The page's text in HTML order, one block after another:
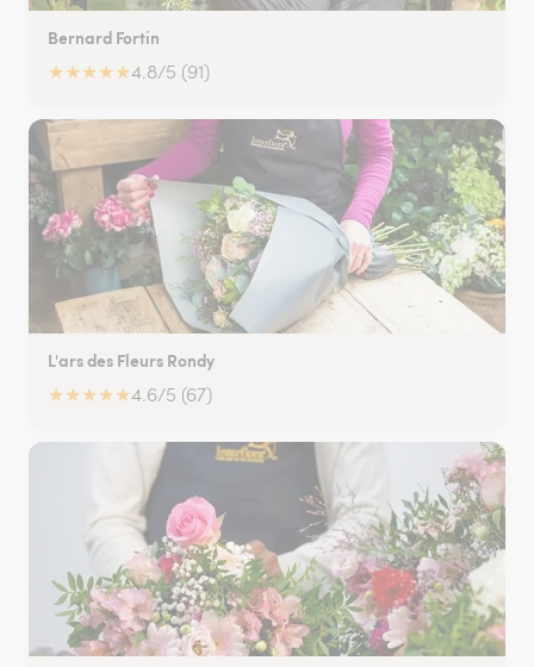
Bernard Fortin
★★★★★4.8/5 (91)
L'ars des Fleurs Rondy
★★★★★4.6/5 (67)